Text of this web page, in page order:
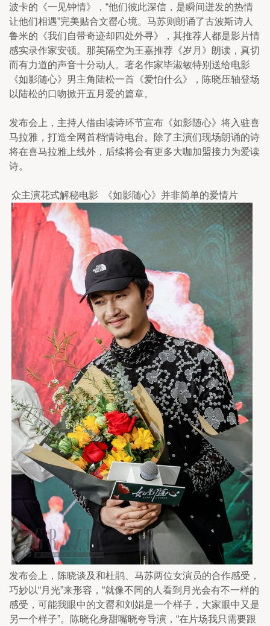
波卡的《一见钟情》，“他们彼此深信，是瞬间迸发的热情
让他们相遇”完美贴合文罂心境。马苏则朗诵了古波斯诗人
鲁米的《我们自带奇迹却四处外寻》，其推荐人都是影片情
感实录作家安顿。那英隔空为王嘉推荐《岁月》朗读，真切
而有力道的声音十分动人。著名作家毕淑敏特别送给电影
《如影随心》男主角陆松一首《爱怕什么》，陈晓压轴登场
以陆松的口吻掀开五月爱的篇章。
发布会上，主持人借由读诗环节宣布《如影随心》将入驻喜
马拉雅，打造全网首档情诗电台。除了主演们现场朗诵的诗
将在喜马拉雅上线外，后续将会有更多大咖加盟接力为爱读
诗。
众主演花式解秘电影  《如影随心》并非简单的爱情片
发布会上，陈晓谈及和杜鹃、马苏两位女演员的合作感受，
巧妙以“月光”来形容，“就像不同的人看到月光会有不一样的
感受，可能我眼中的文罂和刘娟是一个样子，大家眼中又是
另一个样子”。陈晓化身甜嘴晓夸导演，“在片场我只需要跟